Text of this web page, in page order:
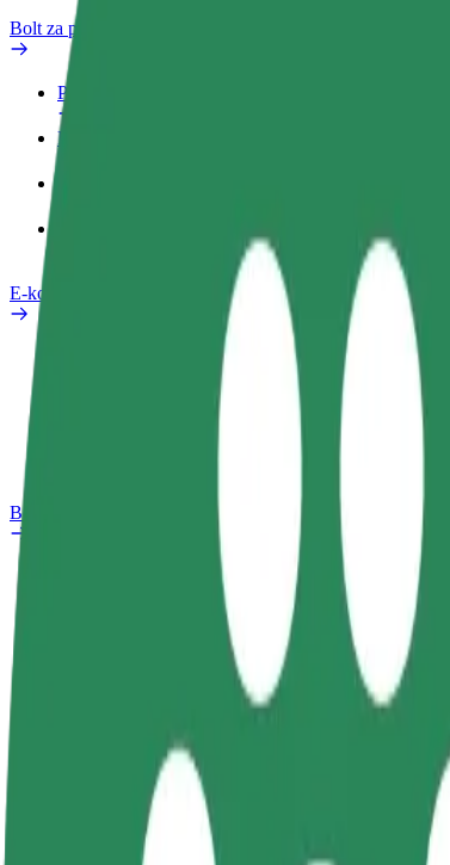
Bolt za podjetja
Prednosti
Poslovni profil
E-kolesa
Bolt Plus
Postani voznik
Zasluži denar pod svojimi
Dostavljaj hrano in prejmi